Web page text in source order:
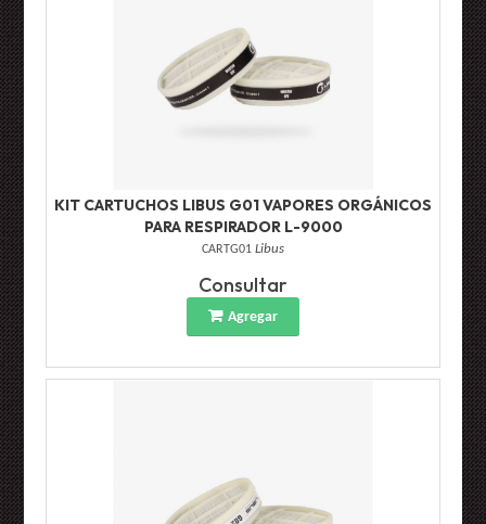
KIT CARTUCHOS LIBUS G01 VAPORES ORGÁNICOS
PARA RESPIRADOR L-9000
CARTG01 Libus
Consultar
Agregar